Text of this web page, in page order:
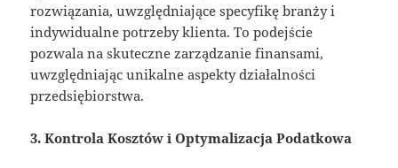
rozwiązania, uwzględniające specyfikę branży i
indywidualne potrzeby klienta. To podejście
pozwala na skuteczne zarządzanie finansami,
uwzględniając unikalne aspekty działalności
przedsiębiorstwa.
3. Kontrola Kosztów i Optymalizacja Podatkowa